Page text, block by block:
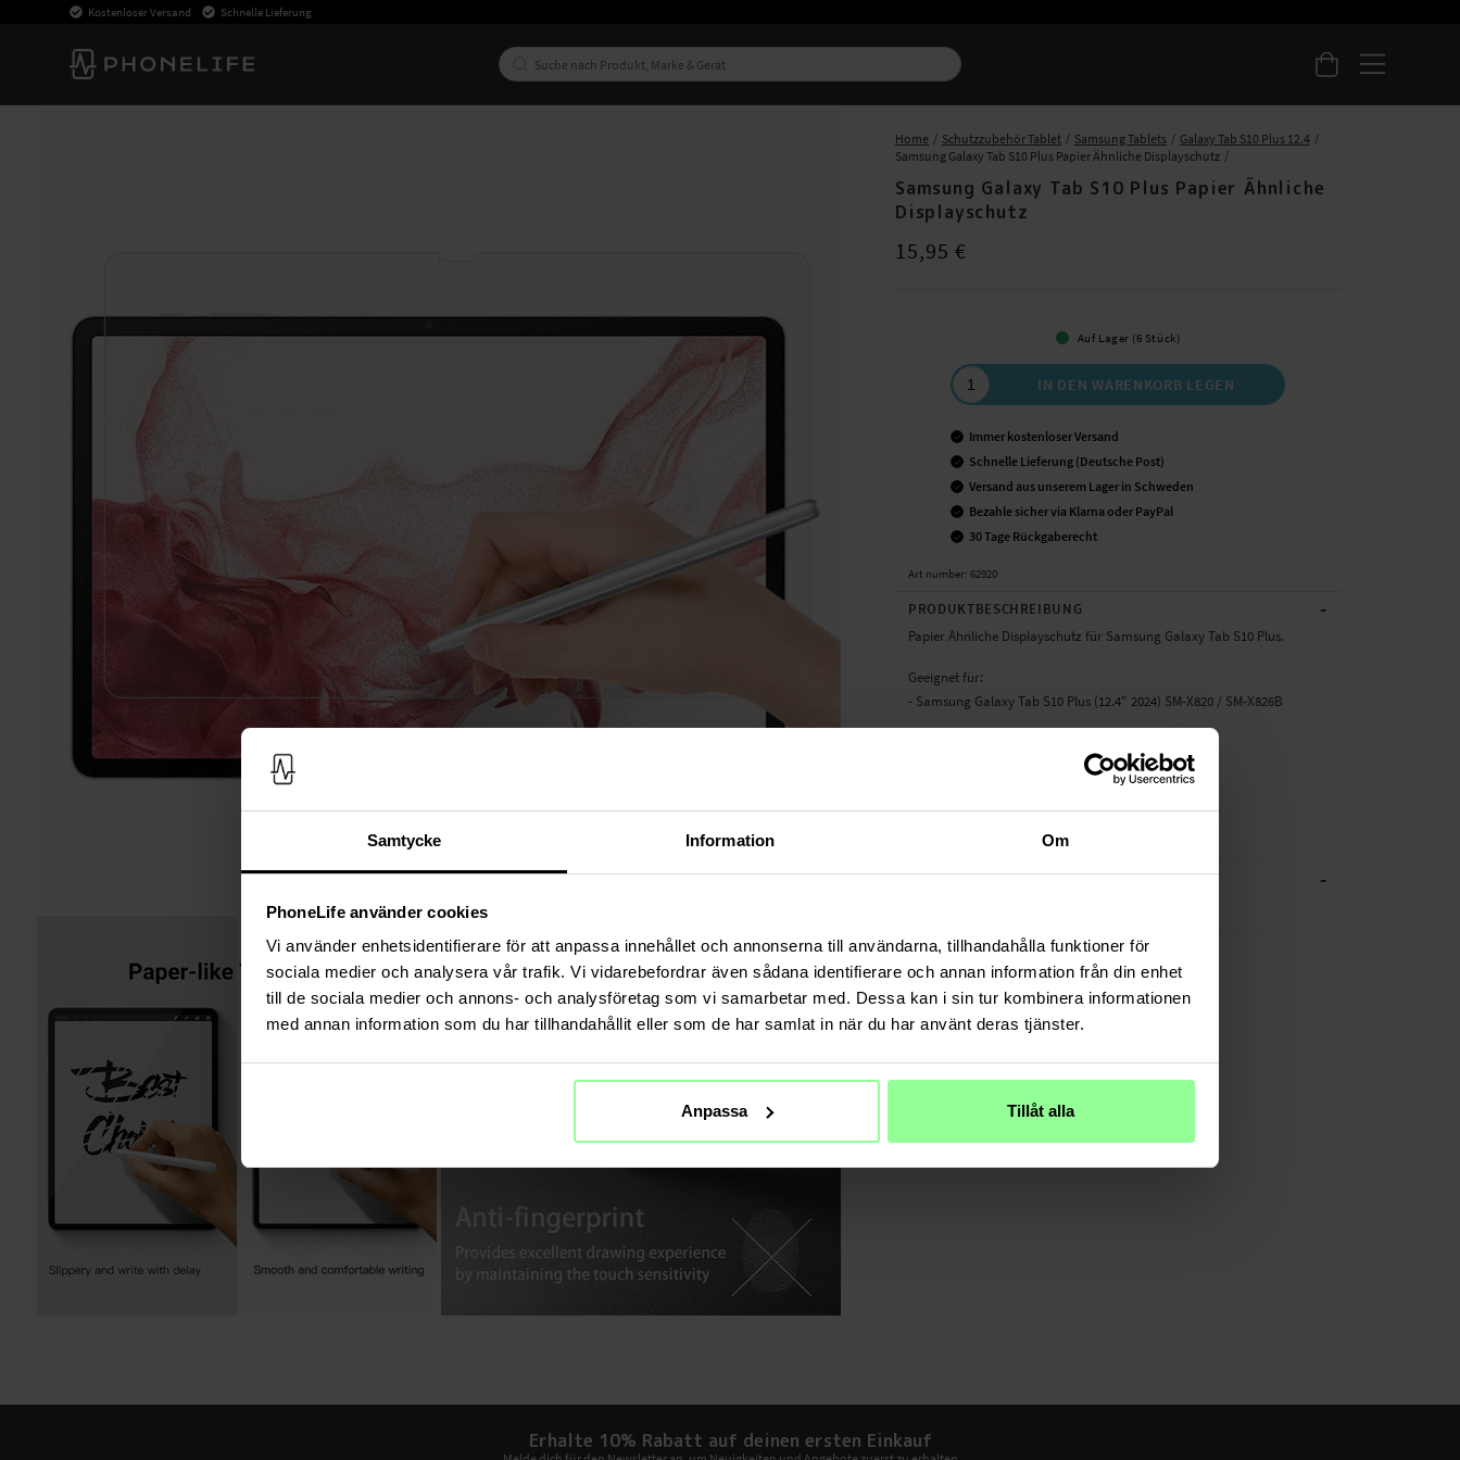
Samtycke Information Om
PhoneLife använder cookies
Vi använder enhetsidentifierare för att anpassa innehållet och annonserna till användarna, tillhandahålla funktioner för
sociala medier och analysera vår trafik. Vi vidarebefordrar även sådana identifierare och annan information från din enhet
till de sociala medier och annons- och analysföretag som vi samarbetar med. Dessa kan i sin tur kombinera informationen
med annan information som du har tillhandahållit eller som de har samlat in när du har använt deras tjänster.
Anpassa Tillåt alla
Kostenloser Versand Schnelle Lieferung
Home Schutzzubehör Tablet Samsung Tablets
Galaxy Tab S10 Plus 12.4
Samsung Galaxy Tab S10 Plus Papier Ähnliche Displayschutz
Samsung Galaxy Tab S10 Plus Papier Ähnliche
Displayschutz
Preis:15,95 €
15,95 €
Auf Lager (6 Stück)
IN DEN WARENKORB LEGEN
Immer kostenloser Versand
Schnelle Lieferung (Deutsche Post)
Versand aus unserem Lager in Schweden
Bezahle sicher via Klarna oder PayPal
30 Tage Rückgaberecht
Art number: 62920
PRODUKTBESCHREIBUNG -
Papier Ähnliche Displayschutz für Samsung Galaxy Tab S10 Plus.
Geeignet für:
- Samsung Galaxy Tab S10 Plus (12.4" 2024) SM-X820 / SM-X826B
Papier Ähnliche Displayschutz, Tablet
TECHNISCHE DATEN -
Erhalte 10% Rabatt auf deinen ersten Einkauf